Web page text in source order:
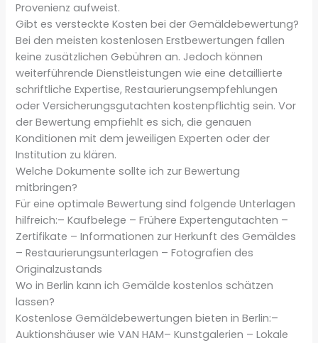
Provenienz aufweist.
Gibt es versteckte Kosten bei der Gemäldebewertung?
Bei den meisten kostenlosen Erstbewertungen fallen
keine zusätzlichen Gebühren an. Jedoch können
weiterführende Dienstleistungen wie eine detaillierte
schriftliche Expertise, Restaurierungsempfehlungen
oder Versicherungsgutachten kostenpflichtig sein. Vor
der Bewertung empfiehlt es sich, die genauen
Konditionen mit dem jeweiligen Experten oder der
Institution zu klären.
Welche Dokumente sollte ich zur Bewertung
mitbringen?
Für eine optimale Bewertung sind folgende Unterlagen
hilfreich:– Kaufbelege – Frühere Expertengutachten –
Zertifikate – Informationen zur Herkunft des Gemäldes
– Restaurierungsunterlagen – Fotografien des
Originalzustands
Wo in Berlin kann ich Gemälde kostenlos schätzen
lassen?
Kostenlose Gemäldebewertungen bieten in Berlin:–
Auktionshäuser wie VAN HAM– Kunstgalerien – Lokale